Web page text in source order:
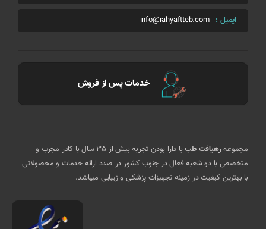
ایمیل : info@rahyaftteb.com
خدمات پس از فروش
مجموعهرهیافت طب
با دارا بودن تجربه بیش از 35 سال با کادر مجرب و
متخصص با دو شعبه فعال در جنوب کشور در صدد ارائه خدمات و محصولاتی
با بهترین کیفیت در زمینه تجهیزات پزشکی و زیبایی میباشد.